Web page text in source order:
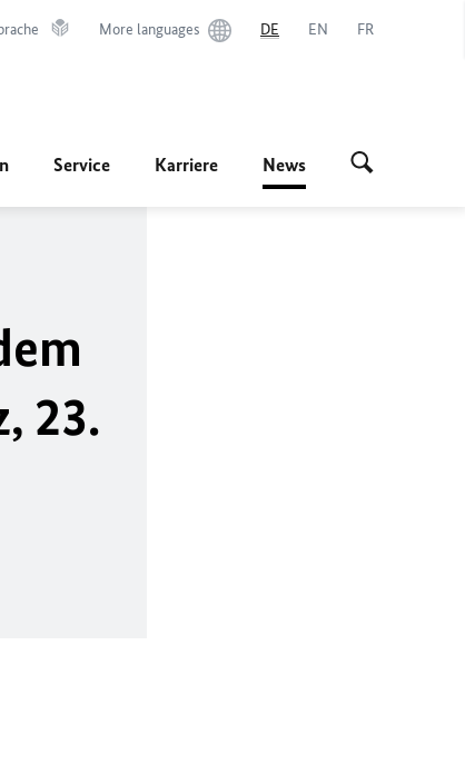
More languages DE EN FR
Service Karriere News
23.